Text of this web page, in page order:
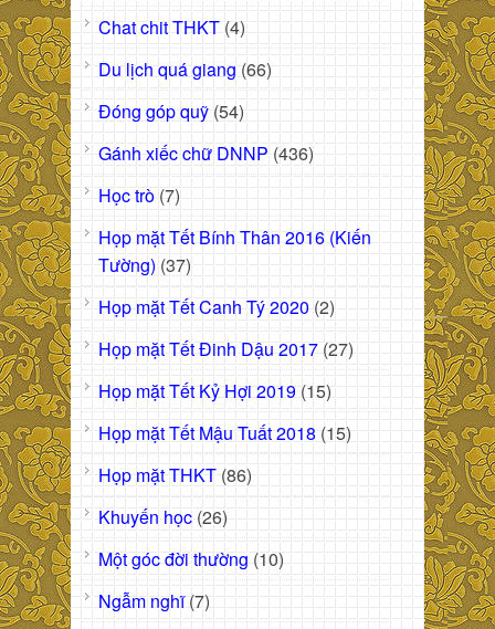
Chat chit THKT (4)
Du lịch quá giang (66)
Đóng góp quỹ (54)
Gánh xiếc chữ DNNP (436)
Học trò (7)
Họp mặt Tết Bính Thân 2016 (Kiến
Tường) (37)
Họp mặt Tết Canh Tý 2020 (2)
Họp mặt Tết Đinh Dậu 2017 (27)
Họp mặt Tết Kỷ Hợi 2019 (15)
Họp mặt Tết Mậu Tuất 2018 (15)
Họp mặt THKT (86)
Khuyến học (26)
Một góc đời thường (10)
Ngẫm nghĩ(7)